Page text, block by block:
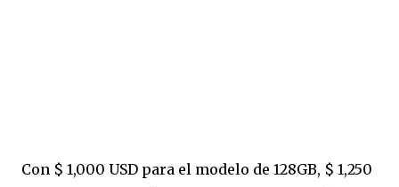
Con $ 1,000 USD para el modelo de 128GB, $ 1,250